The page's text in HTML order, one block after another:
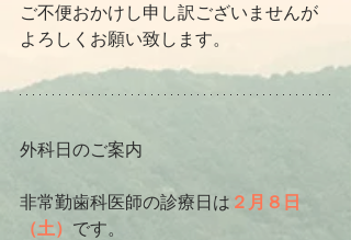
ご不便おかけし申し訳ございませんが
よろしくお願い致します。
外科日のご案内
非常勤歯科医師の診療日は ２月８日
（土） です。